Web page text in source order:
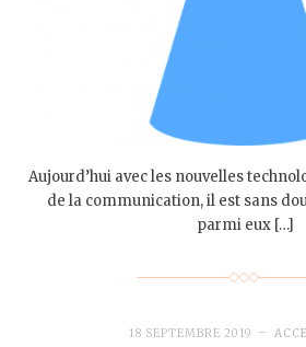
Aujourd’hui avec les nouvelles
de la communication, il est sans
parmi eux […]
18 SEPTEMBRE 2019